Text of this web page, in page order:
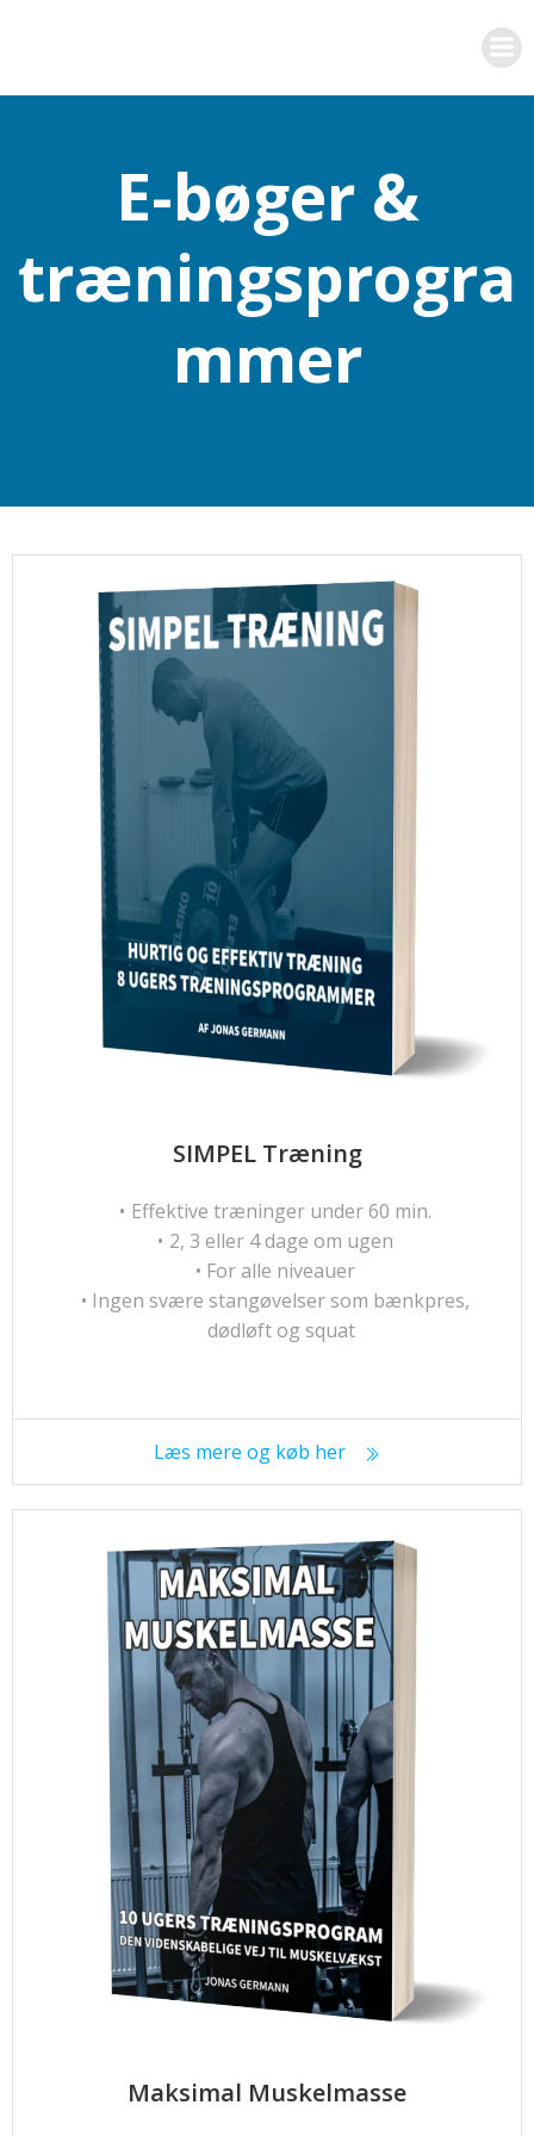
E-bøger &
træningsprogra
mmer
SIMPEL Træning
Effektive træninger under 60 min.
2, 3 eller 4 dage om ugen
For alle niveauer
Ingen svære stangøvelser som bænkpres,
dødløft og squat
Læs mere og køb her
Maksimal Muskelmasse